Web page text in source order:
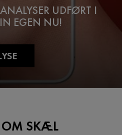
UDFØRT I
EGEN NU!
OM SKÆL